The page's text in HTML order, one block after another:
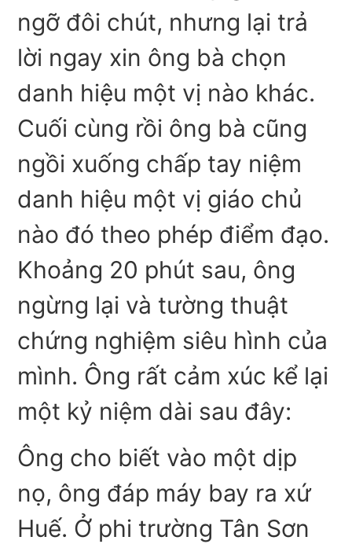
ngỡ đôi chút, nhưng lại trả
lời ngay xin ông bà chọn
danh hiệu một vị nào khác.
Cuối cùng rồi ông bà cũng
ngồi xuống chấp tay niệm
danh hiệu một vị giáo chủ
nào đó theo phép điểm đạo.
Khoảng 20 phút sau, ông
ngừng lại và tường thuật
chứng nghiệm siêu hình của
mình. Ông rất cảm xúc kể lại
một kỷ niệm dài sau đây:
Ông cho biết vào một dịp
nọ, ông đáp máy bay ra xứ
Huế. Ở phi trường Tân Sơn